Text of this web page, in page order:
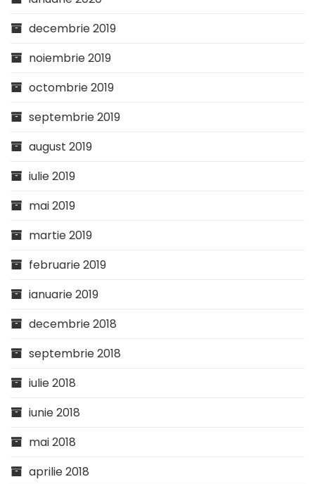
decembrie 2019
noiembrie 2019
octombrie 2019
septembrie 2019
august 2019
iulie 2019
mai 2019
martie 2019
februarie 2019
ianuarie 2019
decembrie 2018
septembrie 2018
iulie 2018
iunie 2018
mai 2018
aprilie 2018